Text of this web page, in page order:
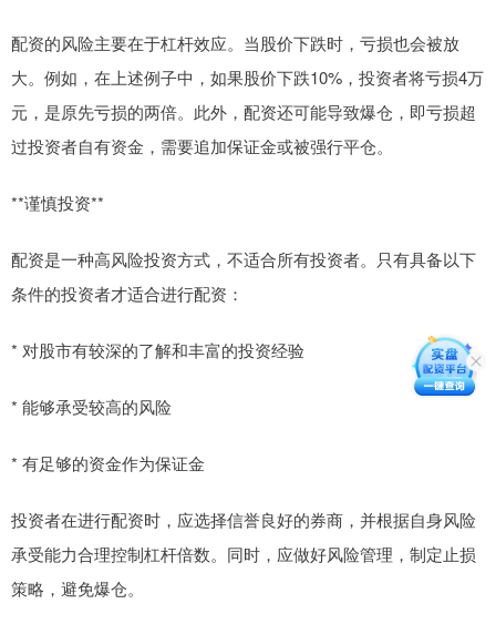
配资的风险主要在于杠杆效应。当股价下跌时，亏损也会被放
大。例如，在上述例子中，如果股价下跌10%，投资者将亏损4万
元，是原先亏损的两倍。此外，配资还可能导致爆仓，即亏损超
过投资者自有资金，需要追加保证金或被强行平仓。
**谨慎投资**
配资是一种高风险投资方式，不适合所有投资者。只有具备以下
条件的投资者才适合进行配资：
* 对股市有较深的了解和丰富的投资经验
* 能够承受较高的风险
* 有足够的资金作为保证金
投资者在进行配资时，应选择信誉良好的券商，并根据自身风险
承受能力合理控制杠杆倍数。同时，应做好风险管理，制定止损
策略，避免爆仓。